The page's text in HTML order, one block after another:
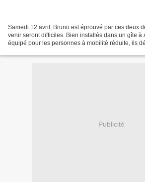
Samedi 12 avril, Bruno est éprouvé par ces deux
venir seront difficiles. Bien installés dans un gîte à
équipé pour les personnes à mobilité réduite, ils
Publicité